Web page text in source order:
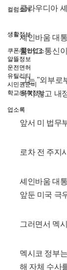
컬럼소개
생활정보
쿠폰/할인업소
알뜰정보
운전면허
유틸리티
시민권준비
학교/유학정보
업소록
클라우디아
셰인바움 대
룸버그 통신
그는 "외부로
하지 않고 내
앞서 미 법무
로차 전 주지
셰인바움 대
앞둔 미국 극
그러면서 멕
멕시코 정부
해 자체 수사